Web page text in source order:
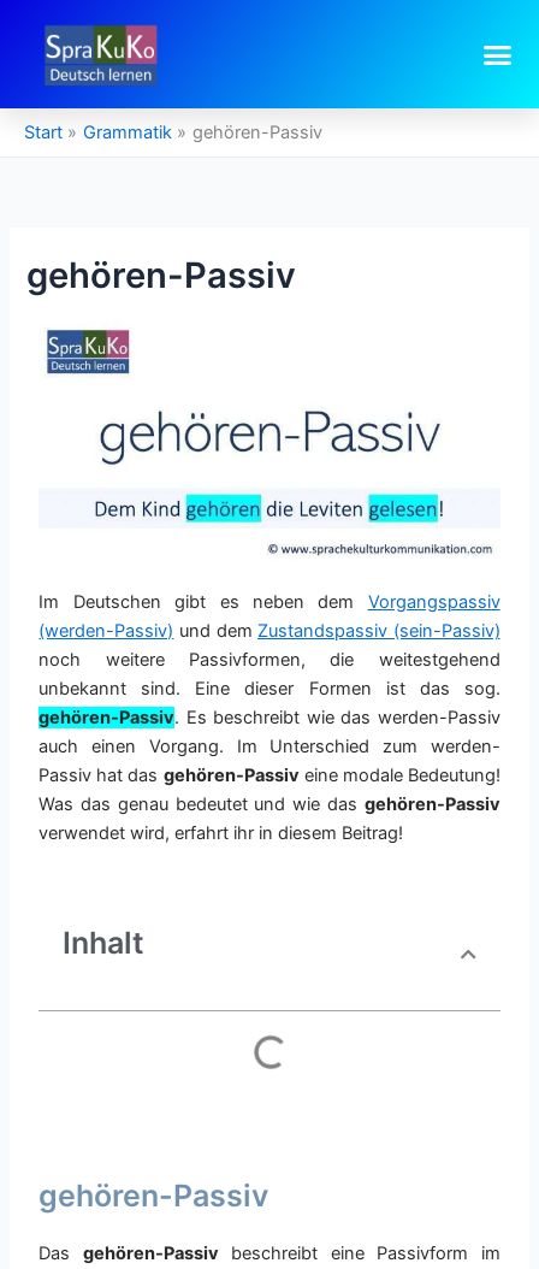
springen
Start Grammatik gehören-Passiv
gehören-Passiv
Im Deutschen gibt es neben dem Vorgangspassiv
(werden-Passiv) und dem Zustandspassiv (sein-Passiv)
noch weitere Passivformen, die weitestgehend
unbekannt sind. Eine dieser Formen ist das sog.
gehören-Passiv. Es beschreibt wie das werden-Passiv
auch einen Vorgang. Im Unterschied zum werden-
Passiv hat das gehören-Passiveine modale Bedeutung!
Was das genau bedeutet und wie das gehören-Passiv
verwendet wird, erfahrt ihr in diesem Beitrag!
Inhalt
gehören-Passiv
Das gehören-Passivbeschreibt eine Passivform im